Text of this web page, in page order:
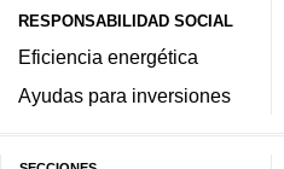
RESPONSABILIDAD SOCIAL
Eficiencia energética
Ayudas para inversiones